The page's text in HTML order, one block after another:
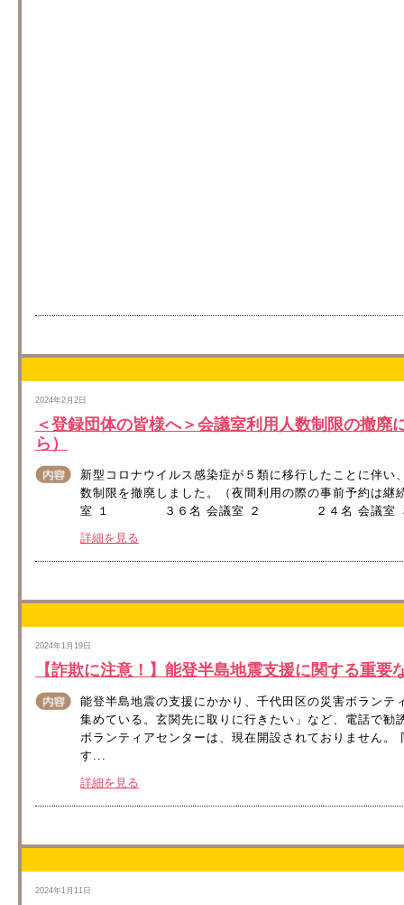
2024年2月2日
＜登録団体の皆様へ＞会議室利用人数制限の撤廃
ら）
新型コロナウイルス感染症が５類に移行したことに伴
数制限を撤廃しました。（夜間利用の際の事前予約は
室 １ ３６名 会議室 ２ ２４名 会議室
詳細を見る
2024年1月19日
【詐欺に注意！】能登半島地震支援に関する重要
能登半島地震の支援にかかり、千代田区の災害ボラン
集めている。玄関先に取りに行きたい」など、電話で
ボランティアセンターは、現在開設されておりません
す...
詳細を見る
2024年1月11日